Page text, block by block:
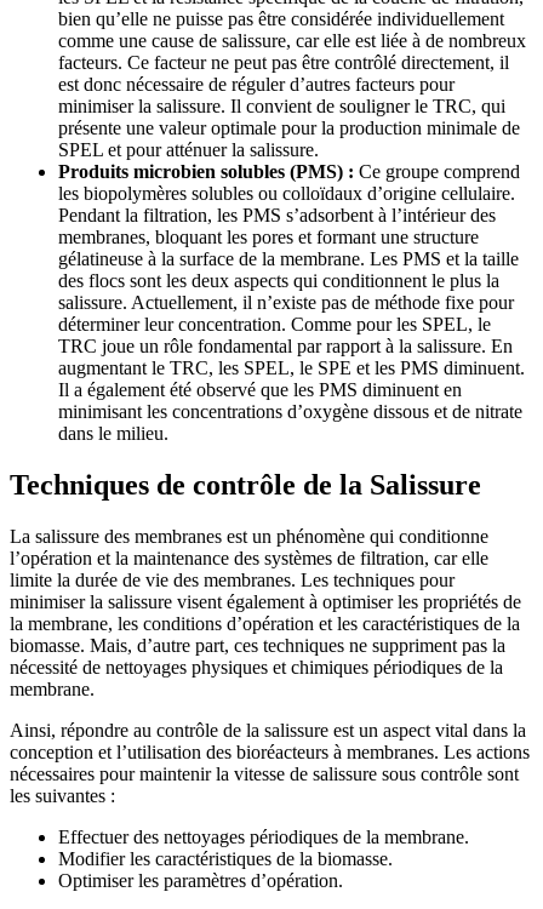
bien qu’elle ne puisse pas être considérée individuellement
comme une cause de salissure, car elle est liée à de nombreux
facteurs. Ce facteur ne peut pas être contrôlé directement, il
est donc nécessaire de réguler d’autres facteurs pour
minimiser la salissure. Il convient de souligner le TRC, qui
présente une valeur optimale pour la production minimale de
SPEL et pour atténuer la salissure.
Produits microbien solubles (PMS) : Ce groupe comprend
les biopolymères solubles ou colloïdaux d’origine cellulaire.
Pendant la filtration, les PMS s’adsorbent à l’intérieur des
membranes, bloquant les pores et formant une structure
gélatineuse à la surface de la membrane. Les PMS et la taille
des flocs sont les deux aspects qui conditionnent le plus la
salissure. Actuellement, il n’existe pas de méthode fixe pour
déterminer leur concentration. Comme pour les SPEL, le
TRC joue un rôle fondamental par rapport à la salissure. En
augmentant le TRC, les SPEL, le SPE et les PMS diminuent.
Il a également été observé que les PMS diminuent en
minimisant les concentrations d’oxygène dissous et de nitrate
dans le milieu.
Techniques de contrôle de la Salissure
La salissure des membranes est un phénomène qui conditionne
l’opération et la maintenance des systèmes de filtration, car elle
limite la durée de vie des membranes. Les techniques pour
minimiser la salissure visent également à optimiser les propriétés de
la membrane, les conditions d’opération et les caractéristiques de la
biomasse. Mais, d’autre part, ces techniques ne suppriment pas la
nécessité de nettoyages physiques et chimiques périodiques de la
membrane.
Ainsi, répondre au contrôle de la salissure est un aspect vital dans la
conception et l’utilisation des bioréacteurs à membranes. Les actions
nécessaires pour maintenir la vitesse de salissure sous contrôle sont
les suivantes :
Effectuer des nettoyages périodiques de la membrane.
Modifier les caractéristiques de la biomasse.
Optimiser les paramètres d’opération.